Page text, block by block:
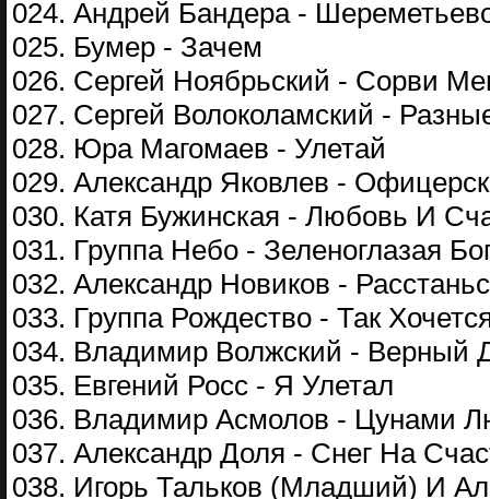
024. Андрей Бандера -
025. Бумер - Зачем
026. Сергей Ноябрьский - Сорви
027. Сергей Волоколамский -
028. Юра Магомаев - Улетай
029. Александр Яковлев -
030. Катя Бужинская - Любовь И
031. Группа Небо - Зеленоглазая
032. Александр Новиков -
033. Группа Рождество - Так
034. Владимир Волжский - Верный
035. Евгений Росс - Я Улетал
036. Владимир Асмолов - Цунами
037. Александр Доля - Снег На
038. Игорь Тальков (Младший) И